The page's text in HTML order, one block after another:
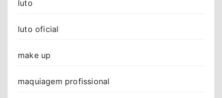
luto
luto oficial
make up
maquiagem profissional